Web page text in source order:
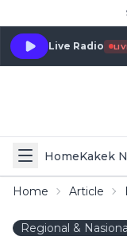
Live Radio
HomeKakek
Home Article
Regional &